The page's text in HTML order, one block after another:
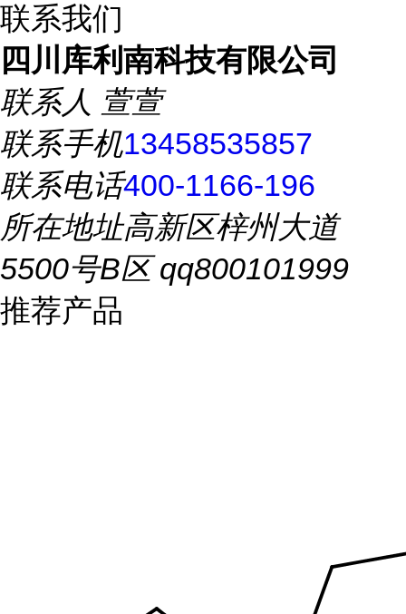
联系我们
四川库利南科技有限公司
联系人 萱萱
联系手机13458535857
联系电话400-1166-196
所在地址高新区梓州大道
5500号B区 qq800101999
推荐产品